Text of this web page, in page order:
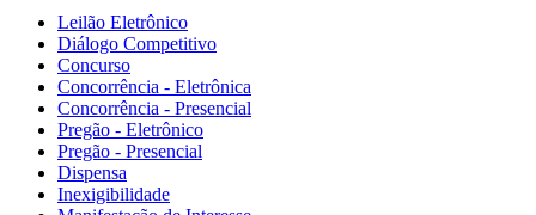
Leilão Eletrônico
Diálogo Competitivo
Concurso
Concorrência - Eletrônica
Concorrência - Presencial
Pregão - Eletrônico
Pregão - Presencial
Dispensa
Inexigibilidade